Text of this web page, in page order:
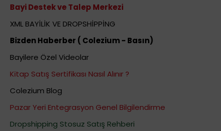
Bayi Destek ve Talep Merkezi
XML BAYİLİK VE DROPSHİPPİNG
Bizden Haberber ( Colezium - Basın)
Bayilere Özel Videolar
Kitap Satış Sertifikası Nasıl Alınır ?
Colezium Blog
Pazar Yeri Entegrasyon Genel Bilgilendirme
Dropshipping Stosuz Satış Rehberi